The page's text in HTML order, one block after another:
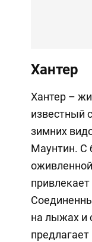
Хантер
Хантер –
известный
зимних
Маунтин. С
привлекает
на лыжах и